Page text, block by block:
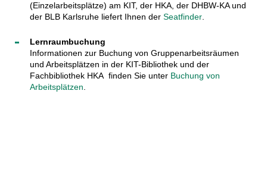
(Einzelarbeitsplätze) am KIT, der HKA, der DHBW-KA und
der BLB Karlsruhe liefert Ihnen der Seatfinder.
Lernraumbuchung
Informationen zur Buchung von Gruppenarbeitsräumen
und Arbeitsplätzen in der KIT-Bibliothek und der
Fachbibliothek HKA finden Sie unter Buchung von
Arbeitsplätzen